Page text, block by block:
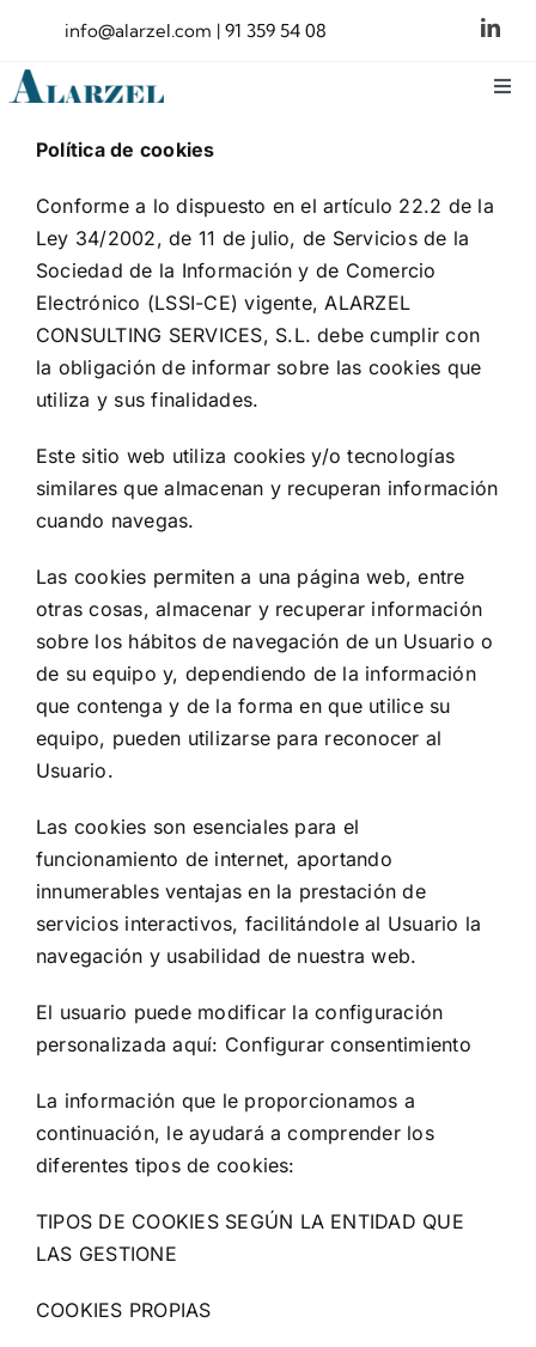
contenido
info@alarzel.com | 91 359 54 08
Nosotros
¿Qué hacemos?
Incorpórate
Contacto
Política de cookies
Conforme a lo dispuesto en el artículo 22.2 de la
Ley 34/2002, de 11 de julio, de Servicios de la
Sociedad de la Información y de Comercio
Electrónico (LSSI-CE) vigente, ALARZEL
CONSULTING SERVICES, S.L. debe cumplir con
la obligación de informar sobre las cookies que
utiliza y sus finalidades.
Este sitio web utiliza cookies y/o tecnologías
similares que almacenan y recuperan información
cuando navegas.
Las cookies permiten a una página web, entre
otras cosas, almacenar y recuperar información
sobre los hábitos de navegación de un Usuario o
de su equipo y, dependiendo de la información
que contenga y de la forma en que utilice su
equipo, pueden utilizarse para reconocer al
Usuario.
Las cookies son esenciales para el
funcionamiento de internet, aportando
innumerables ventajas en la prestación de
servicios interactivos, facilitándole al Usuario la
navegación y usabilidad de nuestra web.
El usuario puede modificar la configuración
personalizada aquí: Configurar consentimiento
La información que le proporcionamos a
continuación, le ayudará a comprender los
diferentes tipos de cookies:
TIPOS DE COOKIES SEGÚN LA ENTIDAD QUE
LAS GESTIONE
COOKIES PROPIAS